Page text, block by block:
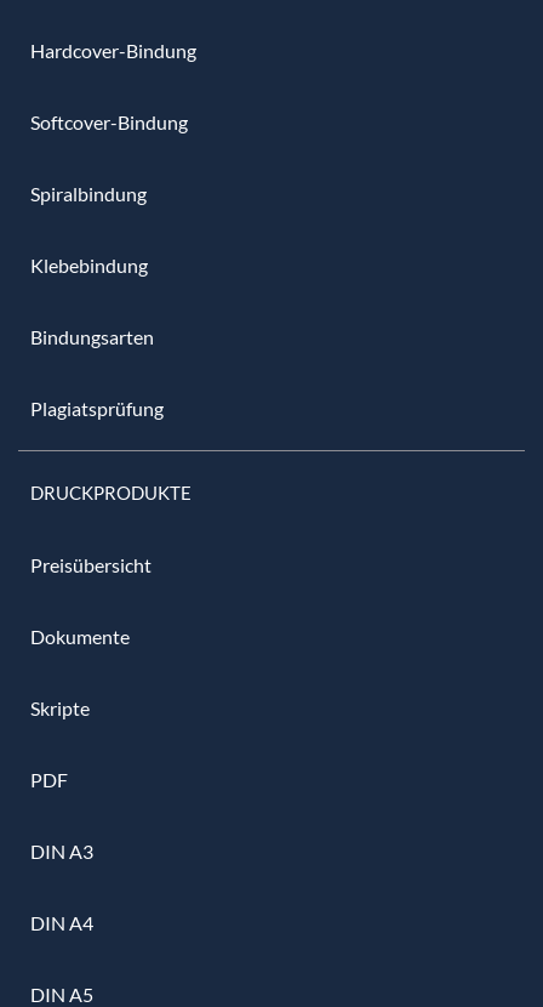
Hardcover-Bindung
Softcover-Bindung
Spiralbindung
Klebebindung
Bindungsarten
Plagiatsprüfung
DRUCKPRODUKTE
Preisübersicht
Dokumente
Skripte
PDF
DIN A3
DIN A4
DIN A5